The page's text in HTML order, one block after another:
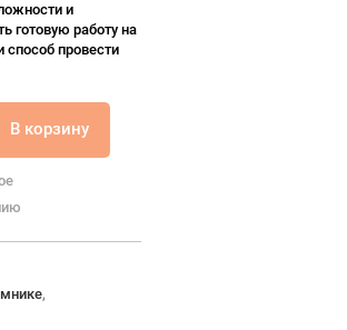
и
готовую работу на
способ провести
В корзину
,